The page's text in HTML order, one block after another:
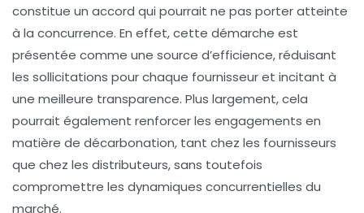
constitue un accord qui pourrait ne pas porter atteinte
à la concurrence. En effet, cette démarche est
présentée comme une source d’efficience, réduisant
les sollicitations pour chaque fournisseur et incitant à
une meilleure transparence. Plus largement, cela
pourrait également renforcer les engagements en
matière de décarbonation, tant chez les fournisseurs
que chez les distributeurs, sans toutefois
compromettre les dynamiques concurrentielles du
marché.